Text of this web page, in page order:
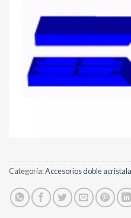
Categoría:Accesorios doble